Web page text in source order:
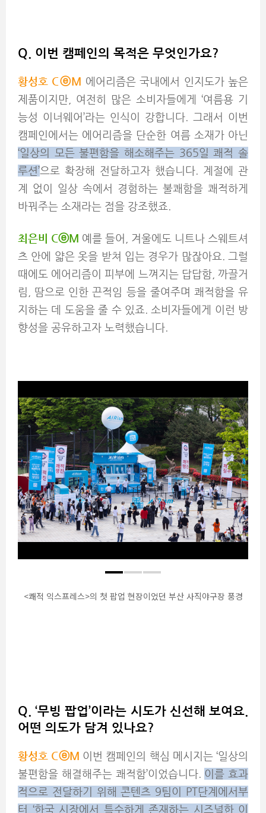
Q. 이번 캠페인의 목적은 무엇인가요?
황성호 CⓔM 에어리즘은 국내에서 인지도가 높은
제품이지만, 여전히 많은 소비자들에게 ‘여름용 기
능성 이너웨어’라는 인식이 강합니다. 그래서 이번
캠페인에서는 에어리즘을 단순한 여름 소재가 아닌
‘일상의 모든 불편함을 해소해주는 365일 쾌적 솔
루션’으로 확장해 전달하고자 했습니다. 계절에 관
계 없이 일상 속에서 경험하는 불쾌함을 쾌적하게
바꿔주는 소재라는 점을 강조했죠.
최은비 CⓔM 예를 들어, 겨울에도 니트나 스웨트셔
츠 안에 얇은 옷을 받쳐 입는 경우가 많잖아요. 그럴
때에도 에어리즘이 피부에 느껴지는 답답함, 까끌거
림, 땀으로 인한 끈적임 등을 줄여주며 쾌적함을 유
지하는 데 도움을 줄 수 있죠. 소비자들에게 이런 방
향성을 공유하고자 노력했습니다.
<쾌적 익스프레스>의 첫 팝업 현장이었던 부산 사직야구장 풍경
Q. ‘무빙 팝업’이라는 시도가 신선해 보여요.
어떤 의도가 담겨 있나요?
황성호 CⓔM 이번 캠페인의 핵심 메시지는 ‘일상의
불편함을 해결해주는 쾌적함’이었습니다. 이를 효과
적으로 전달하기 위해 콘텐츠 9팀이 PT단계에서부
터 ‘한국 시장에서 특수하게 존재하는 시즈널한 이